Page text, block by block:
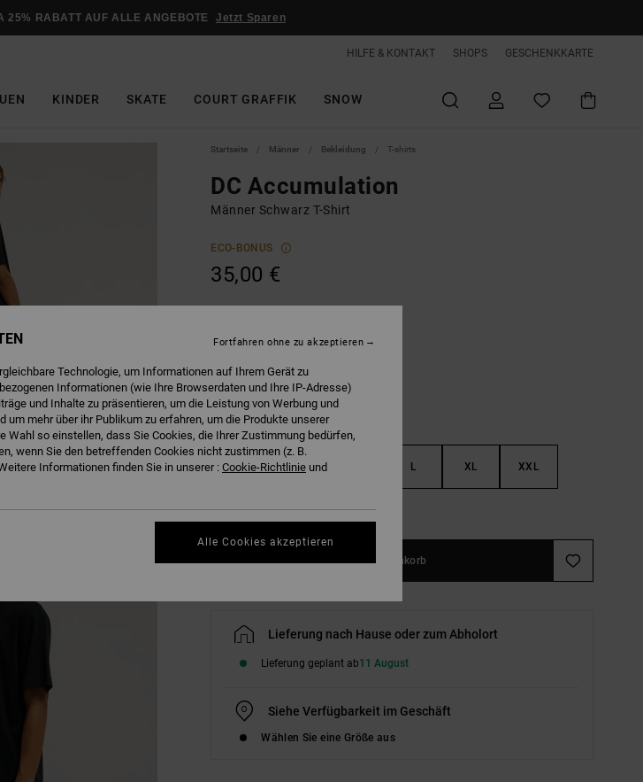
25% RABATT AUF ALLE ANGEBOTE Jetzt Sparen
HILFE & KONTAKT SHOPS GESCHENKKARTE
KINDER SKATE COURT GRAFFIK SNOW
Startseite Männer Bekleidung T-shirts
DC Accumulation
Männer Schwarz T-Shirt
ECO-BONUS
35,00 €
XS S L XL XXL
Größentabelle ansehen
In den Warenkorb
Lieferung nach Hause oder zum Abholort
Lieferung geplant ab11 August
Siehe Verfügbarkeit im Geschäft
Wählen Sie eine Größe aus
Technologie, um Informationen auf Ihrem Gerät zu
Informationen (wie Ihre Browserdaten und Ihre IP-Adresse)
und Inhalte zu präsentieren, um die Leistung von Werbung und
um mehr über ihr Publikum zu erfahren, um die Produkte unserer
Wahl so einstellen, dass Sie Cookies, die Ihrer Zustimmung bedürfen,
wenn Sie den betreffenden Cookies nicht zustimmen (z. B.
Informationen finden Sie in unserer : Cookie-Richtlinie und
Fortfahren ohne zu akzeptieren
Alle Cookies akzeptieren